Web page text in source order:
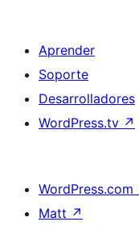
Aprender
Soporte
Desarrolladores
WordPress.tv ↗
WordPress.com
Matt ↗